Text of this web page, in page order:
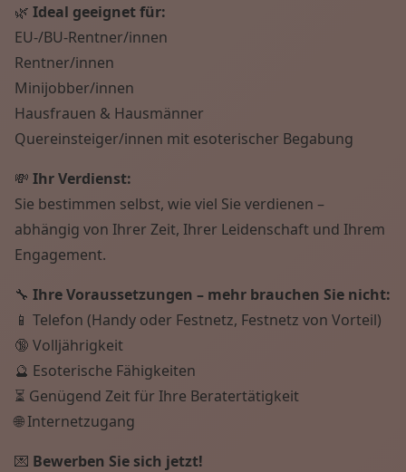
🌿 Ideal geeignet für:
EU-/BU-Rentner/innen
Rentner/innen
Minijobber/innen
Hausfrauen & Hausmänner
Quereinsteiger/innen mit esoterischer Begabung
💸 Ihr Verdienst:
Sie bestimmen selbst, wie viel Sie verdienen –
abhängig von Ihrer Zeit, Ihrer Leidenschaft und Ihrem
Engagement.
🔧 Ihre Voraussetzungen – mehr brauchen Sie nicht:
📱 Telefon (Handy oder Festnetz, Festnetz von Vorteil)
🔞 Volljährigkeit
🔮 Esoterische Fähigkeiten
⏳ Genügend Zeit für Ihre Beratertätigkeit
🌐 Internetzugang
💌 Bewerben Sie sich jetzt!